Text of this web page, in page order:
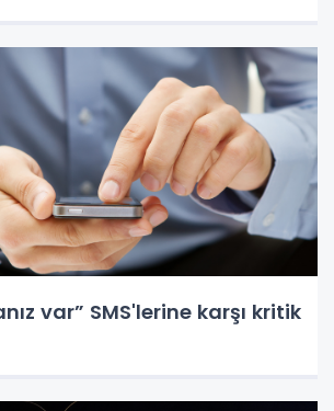
var” SMS'lerine karşı kritik